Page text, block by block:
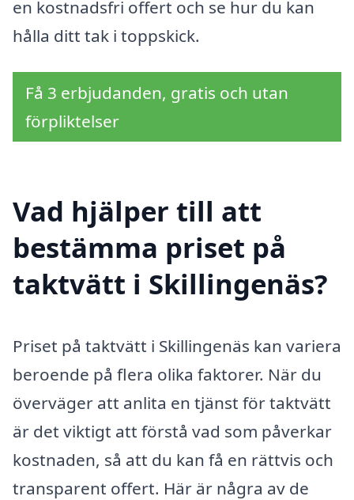
en kostnadsfri offert och se hur du kan
hålla ditt tak i toppskick.
Få 3 erbjudanden, gratis och utan
förpliktelser
Vad hjälper till att
bestämma priset på
taktvätt i Skillingenäs?
Priset på taktvätt i Skillingenäs kan variera
beroende på flera olika faktorer. När du
överväger att anlita en tjänst för taktvätt
är det viktigt att förstå vad som påverkar
kostnaden, så att du kan få en rättvis och
transparent offert. Här är några av de